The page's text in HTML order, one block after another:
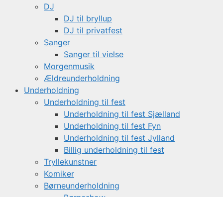
DJ
DJ til bryllup
DJ til privatfest
Sanger
Sanger til vielse
Morgenmusik
Ældreunderholdning
Underholdning
Underholdning til fest
Underholdning til fest Sjælland
Underholdning til fest Fyn
Underholdning til fest Jylland
Billig underholdning til fest
Tryllekunstner
Komiker
Børneunderholdning